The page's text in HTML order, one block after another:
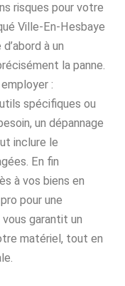
risques pour votre
Ville-En-Hesbaye
à un
la panne.
:
spécifiques ou
un dépannage
inclure le
En fin
à vos biens en
pour une
garantit un
matériel, tout en